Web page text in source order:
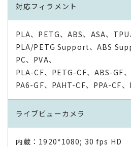
対応フィラメント
PLA、PETG、ABS、ASA、
PLA/PETG Support、ABS
PC、PVA、
PLA-CF、PETG-CF、ABS-GF、
PA6-GF、PAHT-CF、PPA-CF
ライブビューカメラ
内蔵：1920*1080; 30 fps HD